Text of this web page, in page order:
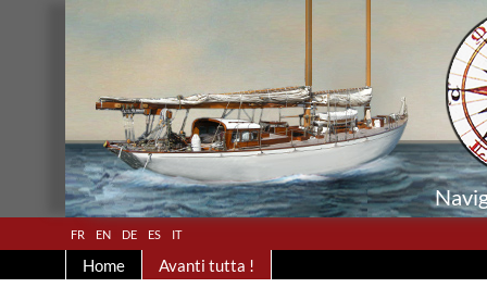
fr en de es
it
Home
Avanti tutta !